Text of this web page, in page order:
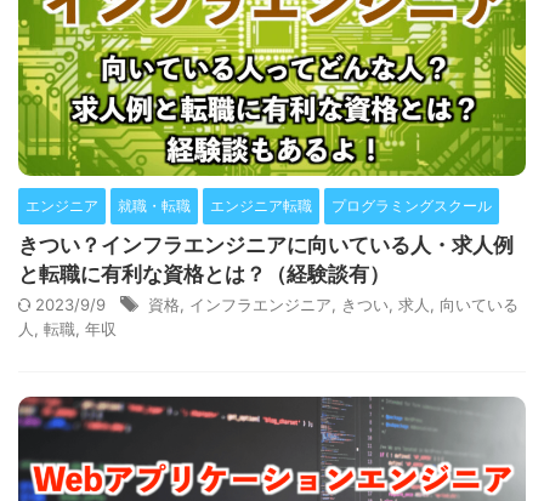
エンジニア 就職・転職 エンジニア転職 プログラミングスクール
きつい？インフラエンジニアに向いている人・求人例
と転職に有利な資格とは？（経験談有）
2023/9/9 資格 インフラエンジニア きつい 求人
向いている
人
転職 年収